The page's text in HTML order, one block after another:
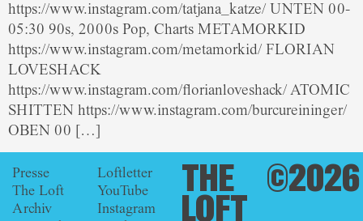
https://www.instagram.com/tatjana_katze/ UNTEN 00-
05:30 90s, 2000s Pop, Charts METAMORKID
https://www.instagram.com/metamorkid/ FLORIAN
LOVESHACK
https://www.instagram.com/florianloveshack/ ATOMIC
SHITTEN https://www.instagram.com/burcureininger/
OBEN 00 […]
THE
LOFT
Presse
The Loft
Archiv
Loftletter
YouTube
Instagram
©2026